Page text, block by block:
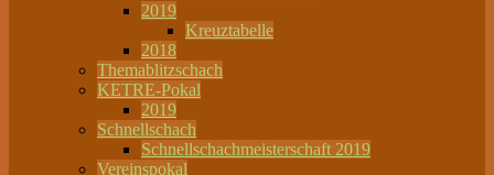
2019
Kreuztabelle
2018
Themablitzschach
KETRE-Pokal
2019
Schnellschach
Schnellschachmeisterschaft 2019
Vereinspokal